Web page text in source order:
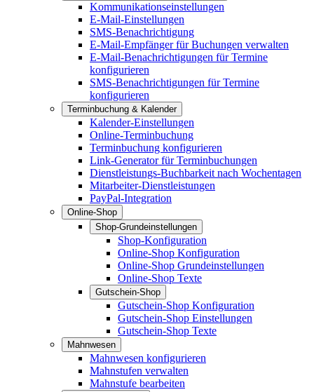
Kommunikationseinstellungen
E-Mail-Einstellungen
SMS-Benachrichtigung
E-Mail-Empfänger für Buchungen verwalten
E-Mail-Benachrichtigungen für Termine
konfigurieren
SMS-Benachrichtigungen für Termine
konfigurieren
Terminbuchung & Kalender
Kalender-Einstellungen
Online-Terminbuchung
Terminbuchung konfigurieren
Link-Generator für Terminbuchungen
Dienstleistungs-Buchbarkeit nach Wochentagen
Mitarbeiter-Dienstleistungen
PayPal-Integration
Online-Shop
Shop-Grundeinstellungen
Shop-Konfiguration
Online-Shop Konfiguration
Online-Shop Grundeinstellungen
Online-Shop Texte
Gutschein-Shop
Gutschein-Shop Konfiguration
Gutschein-Shop Einstellungen
Gutschein-Shop Texte
Mahnwesen
Mahnwesen konfigurieren
Mahnstufen verwalten
Mahnstufe bearbeiten